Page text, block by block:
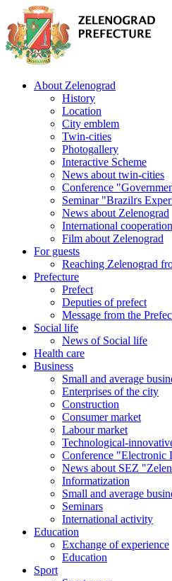
About Zelenograd
History
Location
City emblem
Twin-cities
Photogallery
Interactive Scheme
News about twin-cities
Conference
Seminar "Brazilґs
News about Zelenograd
International cooperation
Film about Zelenograd
For guests
Reaching Zelenograd
Prefecture
Prefect
Deputies of prefect
Message from the
Social life
News of Social life
Health care
Business
Small and average
Enterprises of the city
Construction
Consumer market
Labour market
Technological-
Conference "Electronic
News about SEZ
Informatization
Small and average
Seminars
International activity
Education
Exchange of experience
Education
Sport